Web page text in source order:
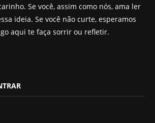
Se você, assim como nós, ama ler
ideia. Se você não curte, esperamos
aqui te faça sorrir ou refletir.